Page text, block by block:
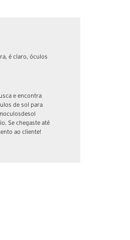
é claro, óculos
e encontra
de sol para
Se chegaste até
ao cliente!